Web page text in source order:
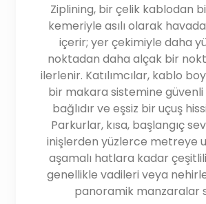
Ziplining, bir çelik kablodan
kemeriyle asılı olarak
içerir; yer çekimiyle daha
noktadan daha alçak bir
ilerlenir. Katılımcılar, kablo
bir makara sistemine güvenli
bağlıdır ve eşsiz bir uçuş
Parkurlar, kısa, başlangıç
inişlerden yüzlerce metreye
aşamalı hatlara kadar
genellikle vadileri veya
panoramik manzaralar